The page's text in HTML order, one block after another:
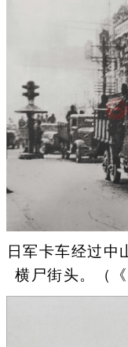
日军卡车经过中
横尸街头。（